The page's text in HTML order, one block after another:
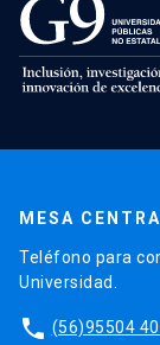
MESA
Teléfono para
Universidad.
phone (56)95504